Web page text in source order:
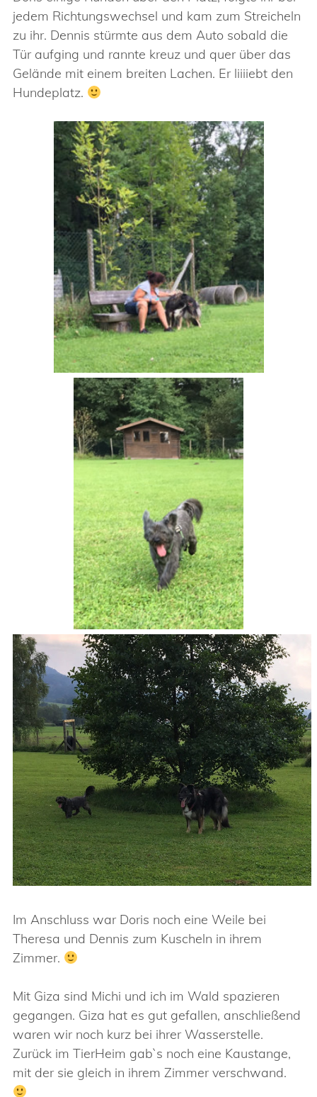
jedem Richtungswechsel und kam zum Streicheln
zu ihr. Dennis stürmte aus dem Auto sobald die
Tür aufging und rannte kreuz und quer über das
Gelände mit einem breiten Lachen. Er liiiiebt den
Hundeplatz.
Im Anschluss war Doris noch eine Weile bei
Theresa und Dennis zum Kuscheln in ihrem
Zimmer.
Mit Giza sind Michi und ich im Wald spazieren
gegangen. Giza hat es gut gefallen, anschließend
waren wir noch kurz bei ihrer Wasserstelle.
Zurück im TierHeim gab`s noch eine Kaustange,
mit der sie gleich in ihrem Zimmer verschwand.